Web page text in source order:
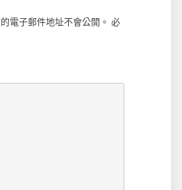
電子郵件地址不會公開。 必